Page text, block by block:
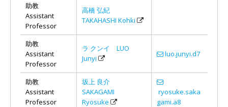
助教
Assistant
Professor
高橋 弘紀
TAKAHASHI Kohki
助教
Assistant
Professor
ラ クンイ LUO
Junyi
luo.junyi.d7
助教
Assistant
Professor
坂上 良介
SAKAGAMI
Ryosuke
ryosuke.saka
gami.a8